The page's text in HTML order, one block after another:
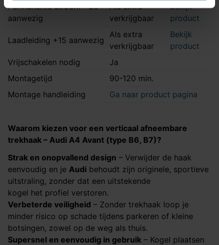
Permanente stroom +30
aanwezig
Als extra
verkrijgbaar
Bekijk
product
Laadleiding +15 aanwezig
Als extra
verkrijgbaar
Bekijk
product
Vrijschakelen nodig
Ja
Montagetijd
90-120 min.
Montage handleiding
Ga naar product pagina
Waarom kiezen voor een verticaal afneembare
trekhaak – Audi A4 Avant (type B6, B7)?
Strak en onopvallend design – Verwijder de haak
eenvoudig en je Audi behoudt zijn originele, sportieve
uitstraling, zonder dat een uitstekende
kogel het profiel verstoren.
Verbeterde veiligheid – Zonder trekhaak loop je
minder risico op schade tijdens parkeren of kleine
botsingen, zowel op de weg als thuis.
Supersnel en eenvoudig in gebruik – Kogel plaatsen